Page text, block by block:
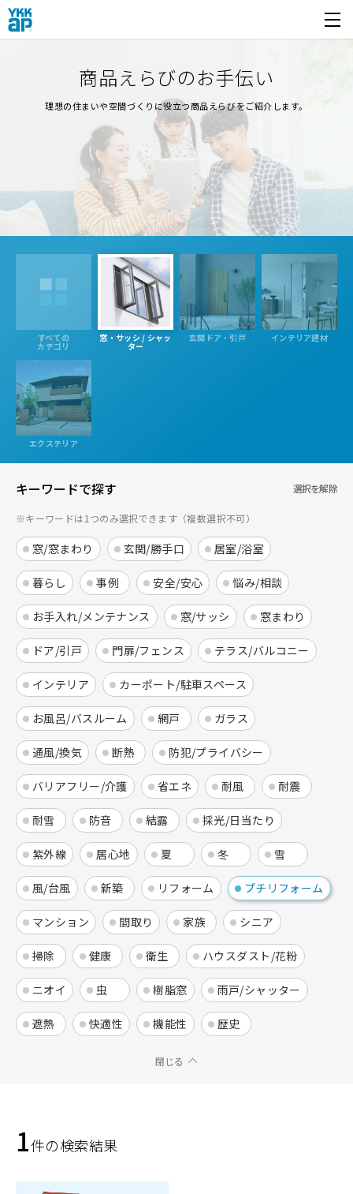
開く
商品えらびのお手伝い
理想の住まいや空間づくりに役立つ商品えらびをご紹介します。
すべての
カテゴリ
窓・サッシ / シャッ
ター
玄関ドア・引戸 インテリア建材
エクステリア
キーワードで探す 選択を解除
※キーワードは1つのみ選択できます（複数選択不可）
窓/窓まわり 玄関/勝手口 居室/浴室
暮らし 事例 安全/安心 悩み/相談
お手入れ/メンテナンス 窓/サッシ 窓まわり
ドア/引戸 門扉/フェンス テラス/バルコニー
インテリア カーポート/駐車スペース
お風呂/バスルーム 網戸 ガラス
通風/換気 断熱 防犯/プライバシー
バリアフリー/介護 省エネ 耐風 耐震
耐雪 防音 結露 採光/日当たり
紫外線 居心地 夏 冬 雪
風/台風 新築 リフォーム プチリフォーム
マンション 間取り 家族 シニア
掃除 健康 衛生 ハウスダスト/花粉
ニオイ 虫 樹脂窓 雨戸/シャッター
遮熱 快適性 機能性 歴史
閉じる
1件の検索結果